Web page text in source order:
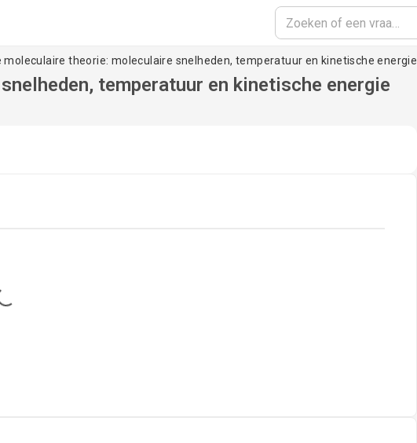
moleculaire theorie: moleculaire snelheden, temperatuur en kinetische energie
temperatuur en kinetische energie